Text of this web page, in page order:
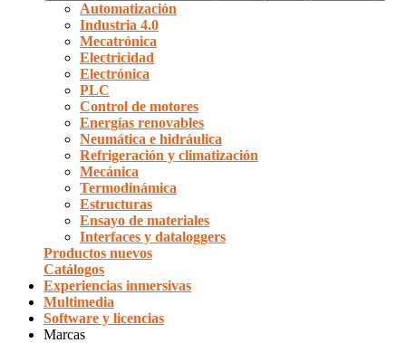
Automatización
Industria 4.0
Mecatrónica
Electricidad
Electrónica
PLC
Control de motores
Energías renovables
Neumática e hidráulica
Refrigeración y climatización
Mecánica
Termodinámica
Estructuras
Ensayo de materiales
Interfaces y dataloggers
Productos nuevos
Catálogos
Experiencias inmersivas
Multimedia
Software y licencias
Marcas